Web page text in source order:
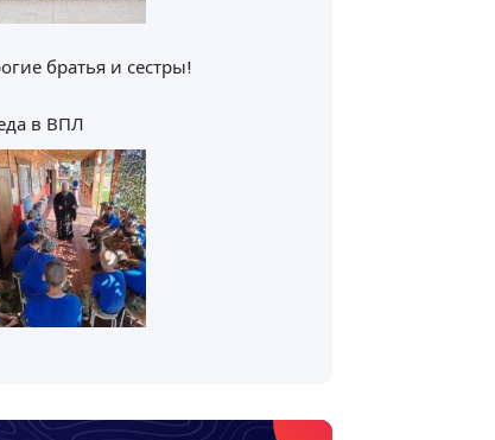
братья и сестры!
в ВПЛ